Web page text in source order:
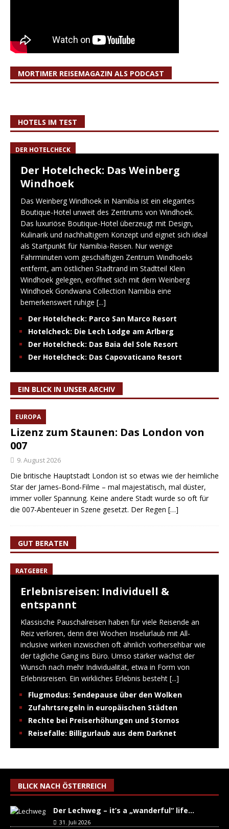
MORTIMER REISEMAGAZIN ALS PODCAST
HOTELS IM TEST
DER HOTELCHECK
Der Hotelcheck: Das Weinberg
Windhoek
Das Weinberg Windhoek in Namibia ist ein elegantes
Boutique-Hotel unweit des Zentrums von Windhoek.
Das luxuriöse Boutique-Hotel überzeugt mit Design,
Kulinarik und nachhaltigem Konzept und eignet sich ideal
als Startpunkt für Namibia-Reisen. Nur wenige
Fahrminuten vom geschäftigen Zentrum Windhoeks
entfernt, am östlichen Stadtrand im Stadtteil Klein
Windhoek gelegen, eröffnet sich mit dem Weinberg
Windhoek Gondwana Collection Namibia eine
bemerkenswert ruhige [...]
Der Hotelcheck: Parco San Marco Resort
Hotelcheck: Die Lech Lodge am Arlberg
Der Hotelcheck: Das Baia del Sole Resort
Der Hotelcheck: Das Capovaticano Resort
EIN BLICK IN UNSER ARCHIV
EUROPA
Lizenz zum Staunen: Das London von
007
9. August 2026
Die britische Hauptstadt London ist so etwas wie der heimliche
Star der James‑Bond‑Filme – mal majestätisch, mal düster,
immer voller Spannung. Keine andere Stadt wurde so oft für
die 007-Abenteuer in Szene gesetzt. Der Regen […]
GUT BERATEN
RATGEBER
Erlebnisreisen: Individuell &
entspannt
Klassische Pauschalreisen haben für viele Reisende an
Reiz verloren, denn drei Wochen Inselurlaub mit All-
inclusive wirken inzwischen oft ähnlich vorhersehbar wie
der tägliche Gang ins Büro. Umso stärker wächst der
Wunsch nach mehr Individualität, etwa in Form von
Erlebnisreisen. Ein wirkliches Erlebnis besteht [...]
Flugmodus: Sendepause über den Wolken
Zufahrtsregeln in europäischen Städten
Rechte bei Preiserhöhungen und Stornos
Reisefalle: Billigurlaub aus dem Darknet
BLICK NACH ÖSTERREICH
Der Lechweg – it’s a „wanderful“ life…
31. Juli 2026